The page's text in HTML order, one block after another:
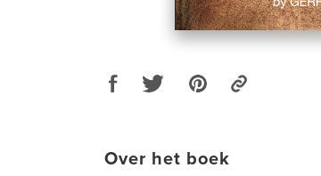
Over het boek